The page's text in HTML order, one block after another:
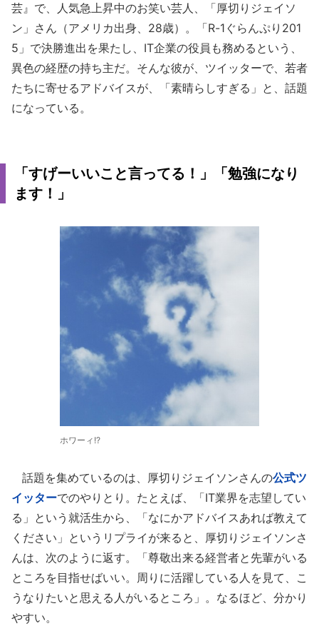
芸』で、人気急上昇中のお笑い芸人、「厚切りジェイソ
ン」さん（アメリカ出身、28歳）。「R-1ぐらんぷり201
5」で決勝進出を果たし、IT企業の役員も務めるという、
異色の経歴の持ち主だ。そんな彼が、ツイッターで、若者
たちに寄せるアドバイスが、「素晴らしすぎる」と、話題
になっている。
「すげーいいこと言ってる！」「勉強になり
ます！」
ホワーィ!?
話題を集めているのは、厚切りジェイソンさんの公式ツ
イッターでのやりとり。たとえば、「IT業界を志望してい
る」という就活生から、「なにかアドバイスあれば教えて
ください」というリプライが来ると、厚切りジェイソンさ
んは、次のように返す。「尊敬出来る経営者と先輩がいる
ところを目指せばいい。周りに活躍している人を見て、こ
うなりたいと思える人がいるところ」。なるほど、分かり
やすい。